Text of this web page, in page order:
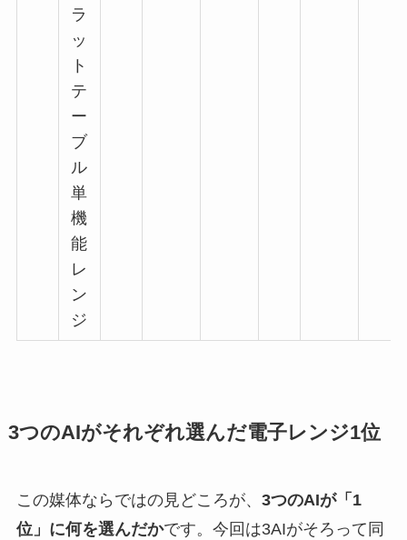
ラ
ッ
ト
テ
ー
ブ
ル
単
機
能
レ
ン
ジ
3つのAIがそれぞれ選んだ電子レンジ1位
この媒体ならではの見どころが、 3つのAIが「1
位」に何を選んだかです。今回は3AIがそろって同